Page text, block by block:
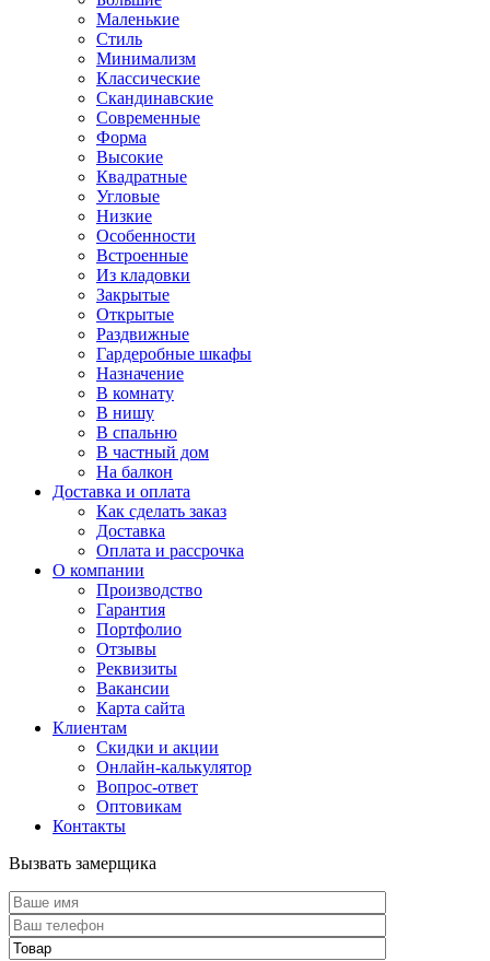
Маленькие
Стиль
Минимализм
Классические
Скандинавские
Современные
Форма
Высокие
Квадратные
Угловые
Низкие
Особенности
Встроенные
Из кладовки
Закрытые
Открытые
Раздвижные
Гардеробные шкафы
Назначение
В комнату
В нишу
В спальню
В частный дом
На балкон
Доставка и оплата
Как сделать заказ
Доставка
Оплата и рассрочка
О компании
Производство
Гарантия
Портфолио
Отзывы
Реквизиты
Вакансии
Карта сайта
Клиентам
Скидки и акции
Онлайн-калькулятор
Вопрос-ответ
Оптовикам
Контакты
Вызвать замерщика